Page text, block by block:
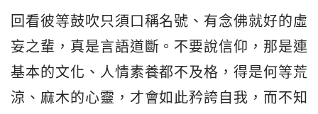
回看彼等鼓吹只須口稱名號、有念佛就好的虛
妄之輩，真是言語道斷。不要說信仰，那是連
基本的文化、人情素養都不及格，得是何等荒
涼、麻木的心靈，才會如此矜誇自我，而不知